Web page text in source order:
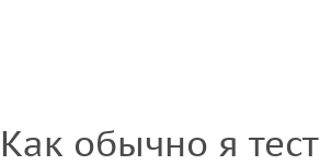
Как обычно я